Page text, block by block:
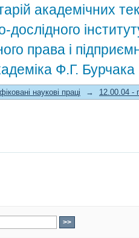
академічних
дослідного
права і
Ф.Г.
наукові праці → 12.00.04 -